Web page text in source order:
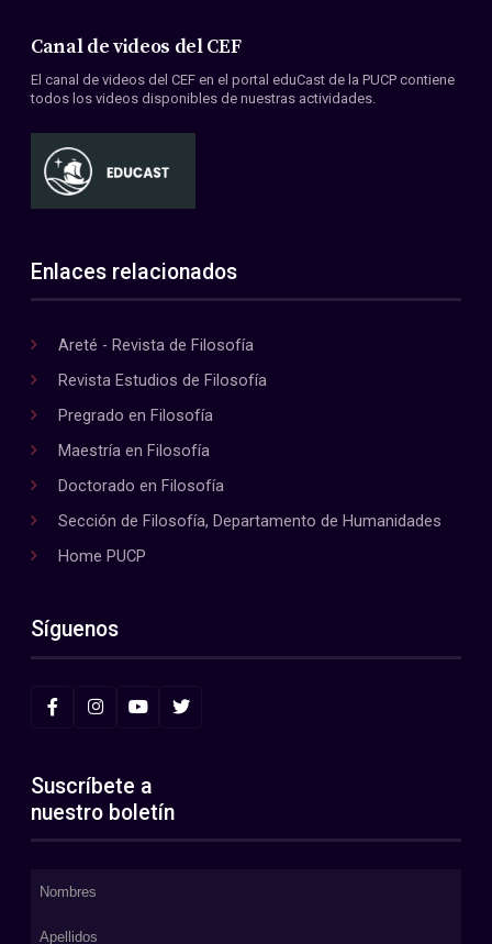
Canal de videos del CEF
El canal de videos del CEF en el portal eduCast de la PUCP contiene
todos los videos disponibles de nuestras actividades.
Enlaces relacionados
Areté - Revista de Filosofía
Revista Estudios de Filosofía
Pregrado en Filosofía
Maestría en Filosofía
Doctorado en Filosofía
Sección de Filosofía, Departamento de Humanidades
Home PUCP
Síguenos
Suscríbete a
nuestro boletín